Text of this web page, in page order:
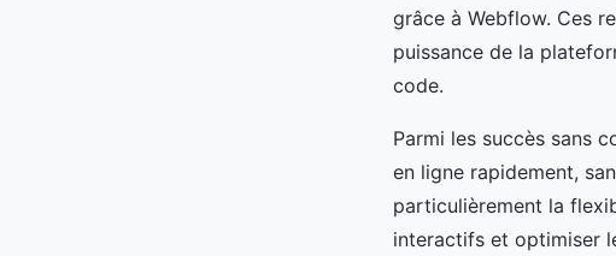
grâce à Webflow. Ces
puissance de la
code.
Parmi les succès sans
en ligne rapidement,
particulièrement la
interactifs et optimiser